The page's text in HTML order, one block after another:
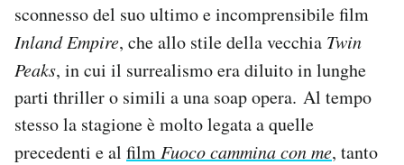
sconnesso del suo ultimo e incomprensibile film
Inland Empire, che allo stile della vecchia Twin
Peaks, in cui il surrealismo era diluito in lunghe
parti thriller o simili a una soap opera. Al tempo
stesso la stagione è molto legata a quelle
precedenti e al film Fuoco cammina con me, tanto